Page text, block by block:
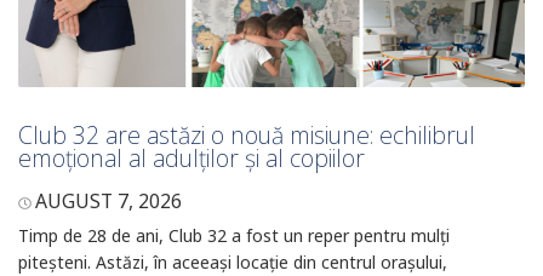
Club 32 are astăzi o nouă misiune: echilibrul
emoțional al adulților și al copiilor
AUGUST 7, 2026
Timp de 28 de ani, Club 32 a fost un reper pentru mulți
piteșteni. Astăzi, în aceeași locație din centrul orașului,